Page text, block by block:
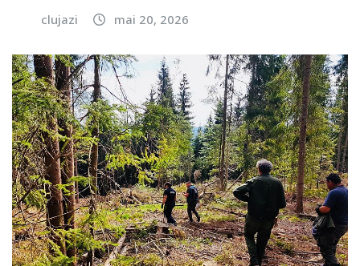
clujazi mai 20, 2026